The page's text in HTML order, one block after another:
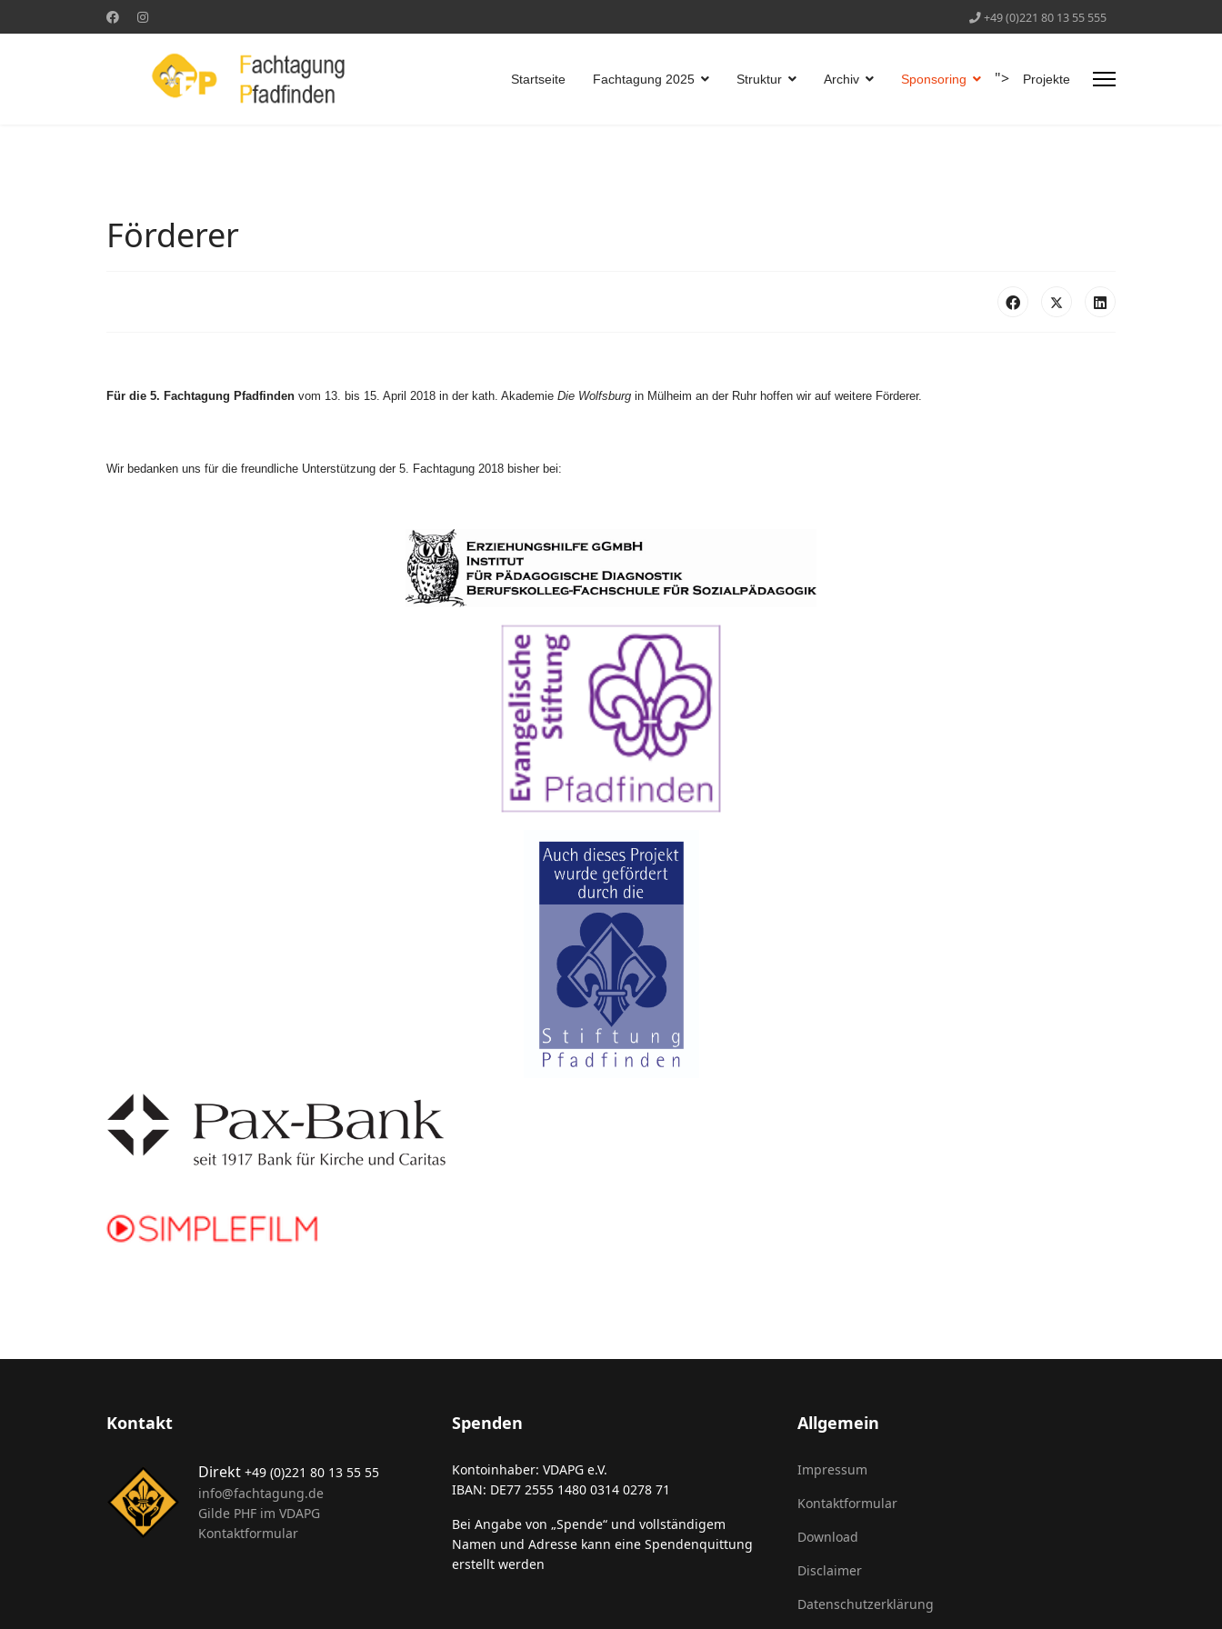
+49 (0)221 80 13 55 555
Startseite Fachtagung 2025 Struktur Archiv Sponsoring "> Projekte
Förderer
Für die 5. Fachtagung Pfadfinden vom 13. bis 15. April 2018 in der kath. Akademie Die Wolfsburg in Mülheim an der Ruhr hoffen wir auf weitere Förderer.
Wir bedanken uns für die freundliche Unterstützung der 5. Fachtagung 2018 bisher bei:
Kontakt
Direkt +49 (0)221 80 13 55 55
info@fachtagung.de
Gilde PHF im VDAPG
Kontaktformular
Spenden
Kontoinhaber: VDAPG e.V.
IBAN: DE77 2555 1480 0314 0278 71
Bei Angabe von „Spende“ und vollständigem
Namen und Adresse kann eine Spendenquittung
erstellt werden
Allgemein
Impressum
Kontaktformular
Download
Disclaimer
Datenschutzerklärung